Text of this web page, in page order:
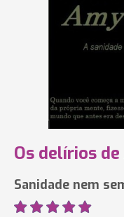
Os delírios
Sanidade nem